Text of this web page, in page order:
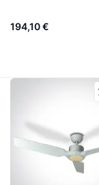
194,10 €